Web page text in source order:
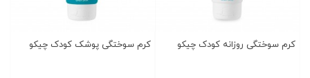
کرم سوختگی روزانه کودک چیکو کرم سوختگی پوشک کودک چیکو